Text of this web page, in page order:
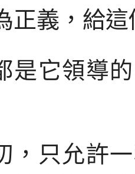
正義，給
是它領導
，只允許